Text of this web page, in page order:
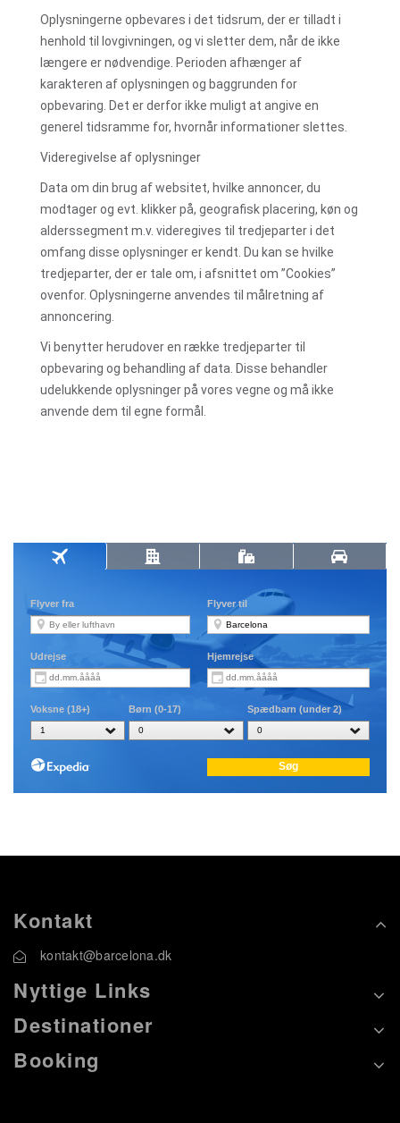
Oplysningerne opbevares i det tidsrum, der er tilladt i
henhold til lovgivningen, og vi sletter dem, når de ikke
længere er nødvendige. Perioden afhænger af
karakteren af oplysningen og baggrunden for
opbevaring. Det er derfor ikke muligt at angive en
generel tidsramme for, hvornår informationer slettes.
Videregivelse af oplysninger
Data om din brug af websitet, hvilke annoncer, du
modtager og evt. klikker på, geografisk placering, køn og
alderssegment m.v. videregives til tredjeparter i det
omfang disse oplysninger er kendt. Du kan se hvilke
tredjeparter, der er tale om, i afsnittet om ”Cookies”
ovenfor. Oplysningerne anvendes til målretning af
annoncering.
Vi benytter herudover en række tredjeparter til
opbevaring og behandling af data. Disse behandler
udelukkende oplysninger på vores vegne og må ikke
anvende dem til egne formål.
Kontakt
kontakt@barcelona.dk
Nyttige Links
Destinationer
Booking